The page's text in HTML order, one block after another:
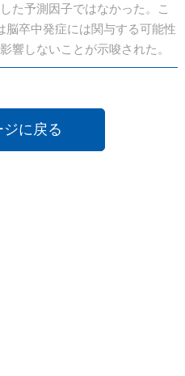
た予測因子ではなかった。こ
脳卒中発症には関与する可能性
響しないことが示唆された。
に戻る